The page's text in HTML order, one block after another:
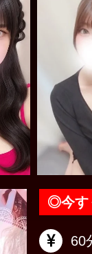
◎今す
60